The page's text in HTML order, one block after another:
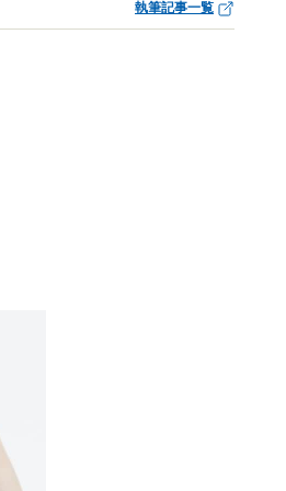
執筆記事一覧